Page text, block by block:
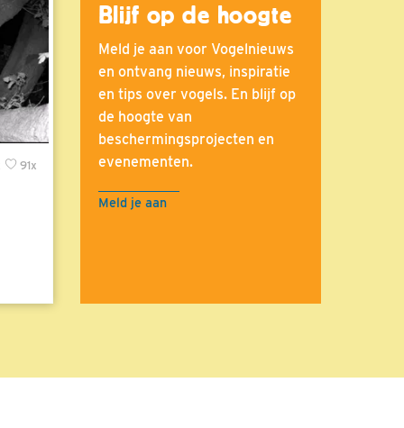
91x
Blijf op de hoogte
Meld je aan voor Vogelnieuws
en ontvang nieuws, inspiratie
en tips over vogels. En blijf op
de hoogte van
beschermingsprojecten en
evenementen.
Meld je aan